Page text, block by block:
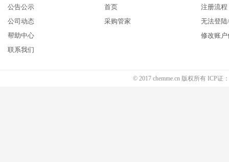
公告公示
公司动态
帮助中心
联系我们
首页
采购管家
注册流程
无法登
修改账户
© 2017 chemme.cn 版权所有 ICP证：